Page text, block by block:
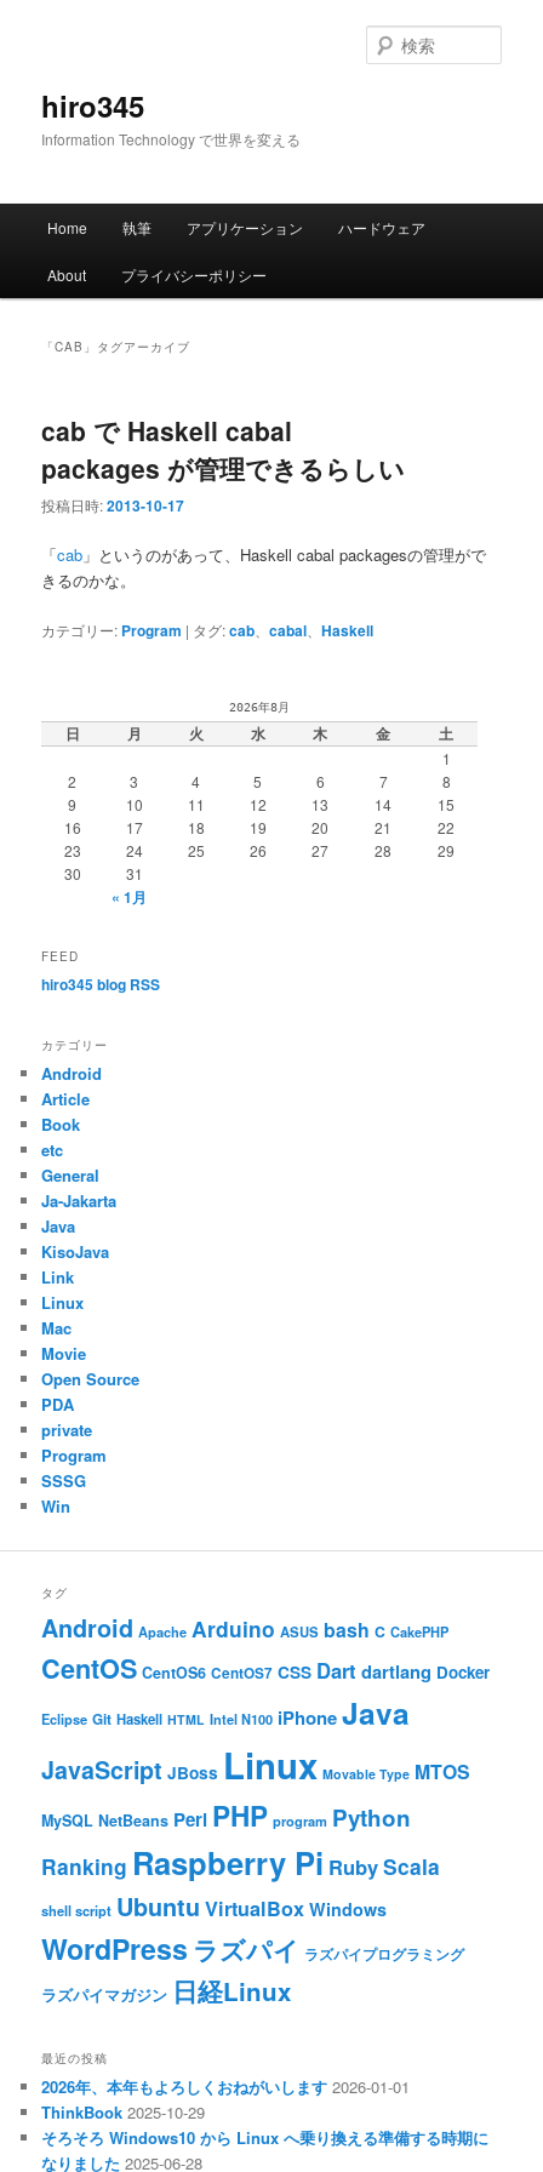
hiro345
Information Technology で世界を変える
索
メ
Home 執筆 アプリケーション ハードウェア
About プライバシーポリシー
「CAB 」タグアーカイブ
cab で Haskell cabal
packages が管理できるらしい
投稿日時:2013-10-17
「cab 」というのがあって、Haskell cabal packagesの管理がで
きるのかな。
カテゴリー: Program | タグ:cab 、cabal 、Haskell
2026年8月
日 月 火 水 木 金 土
1
2
3 4 5 6 7
8
9
10 11 12 13 14
15
16
17 18 19 20 21
22
23
24 25 26 27 28
29
30
31
« 1月
FEED
hiro345 blog RSS
カテゴリー
Android
Article
Book
etc
General
Ja-Jakarta
Java
KisoJava
Link
Linux
Mac
Movie
Open Source
PDA
private
Program
SSSG
Win
タグ
Android Apache Arduino ASUS bash C CakePHP
CentOS CentOS6 CentOS7 CSS Dart dartlang Docker
Eclipse Git Haskell HTML Intel N100 iPhoneJava
JavaScript JBoss Linux Movable Type MTOS
MySQL NetBeans Perl PHP program Python
Ranking Raspberry Pi RubyScala
shell script Ubuntu VirtualBox Windows
WordPress ラズパイ ラズパイプログラミング
ラズパイマガジン 日経Linux
最近の投稿
2026年、本年もよろしくおねがいします 2026-01-01
ThinkBook 2025-10-29
そろそろ Windows10 から Linux へ乗り換える準備する時期に
なりました 2025-06-28